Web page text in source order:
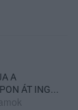
A
ÁT ING...